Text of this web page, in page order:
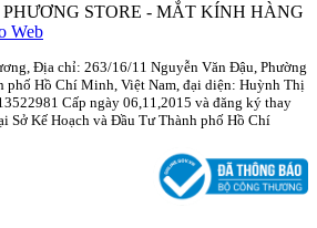
PHƯƠNG STORE - MẮT KÍNH HÀNG
Web
Địa chỉ: 263/16/11 Nguyễn Văn Đậu, Phường
phố Hồ Chí Minh, Việt Nam, đại diện: Huỳnh Thị
Cấp ngày 06,11,2015 và đăng ký thay
Sở Kế Hoạch và Đầu Tư Thành phố Hồ Chí